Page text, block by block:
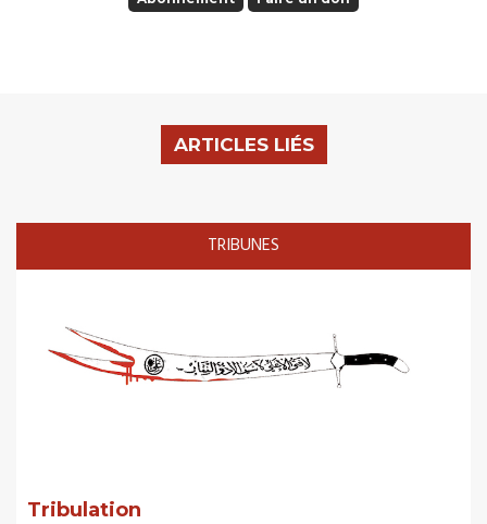
ARTICLES LIÉS
TRIBUNES
Tribulation